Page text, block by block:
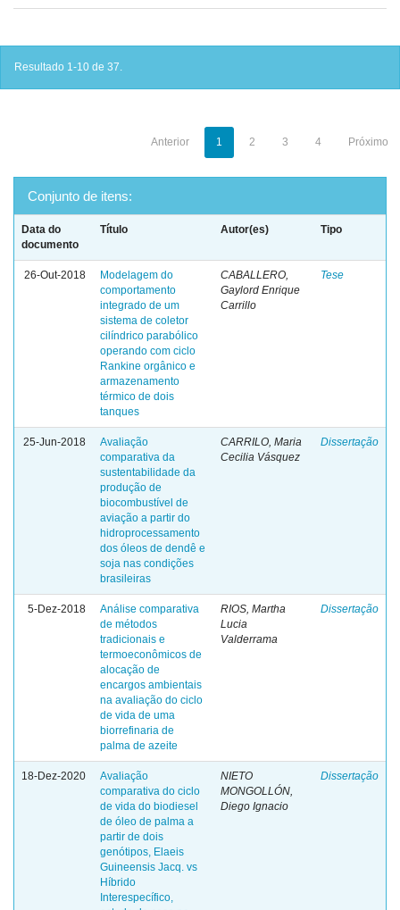
Resultado 1-10 de 37.
Anterior 1 2 3 4 Próximo
Conjunto de itens:
Data do
documento
Título Autor(es) Tipo
26-Out-2018
Modelagem do
comportamento
integrado de um
sistema de coletor
cilíndrico parabólico
operando com ciclo
Rankine orgânico e
armazenamento
térmico de dois
tanques
CABALLERO,
Gaylord Enrique
Carrillo
Tese
25-Jun-2018
Avaliação
comparativa da
sustentabilidade da
produção de
biocombustível de
aviação a partir do
hidroprocessamento
dos óleos de dendê e
soja nas condições
brasileiras
CARRILO, Maria
Cecilia Vásquez
Dissertação
5-Dez-2018
Análise comparativa
de métodos
tradicionais e
termoeconômicos de
alocação de
encargos ambientais
na avaliação do ciclo
de vida de uma
biorrefinaria de
palma de azeite
RIOS, Martha
Lucia
Valderrama
Dissertação
18-Dez-2020
Avaliação
comparativa do ciclo
de vida do biodiesel
de óleo de palma a
partir de dois
genótipos, Elaeis
Guineensis Jacq. vs
Híbrido
Interespecífico,
NIETO
MONGOLLÓN,
Diego Ignacio
Dissertação